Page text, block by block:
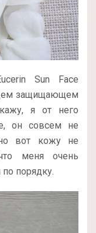
Sun Face
защищающем
я от него
он совсем не
но вот кожу не
меня очень
порядку.